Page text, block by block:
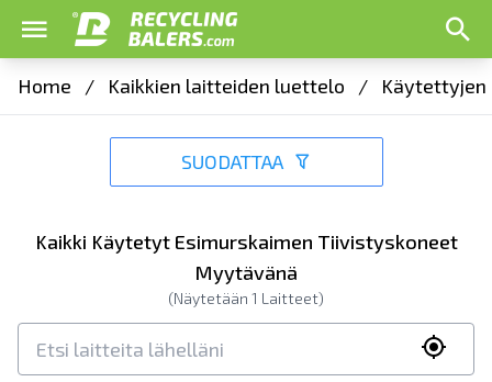
Home / Kaikkien laitteiden luettelo /
SUODATTAA
Kaikki Käytetyt Esimurskaimen Tiivistyskoneet
Myytävänä
(Näytetään 1 Laitteet)